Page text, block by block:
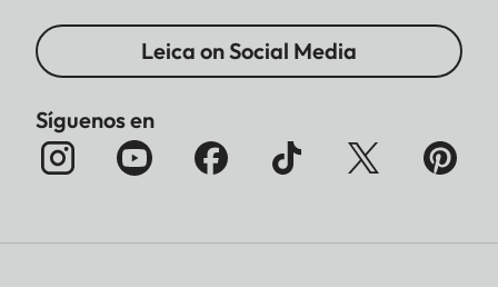
Leica on Social Media
Síguenos en